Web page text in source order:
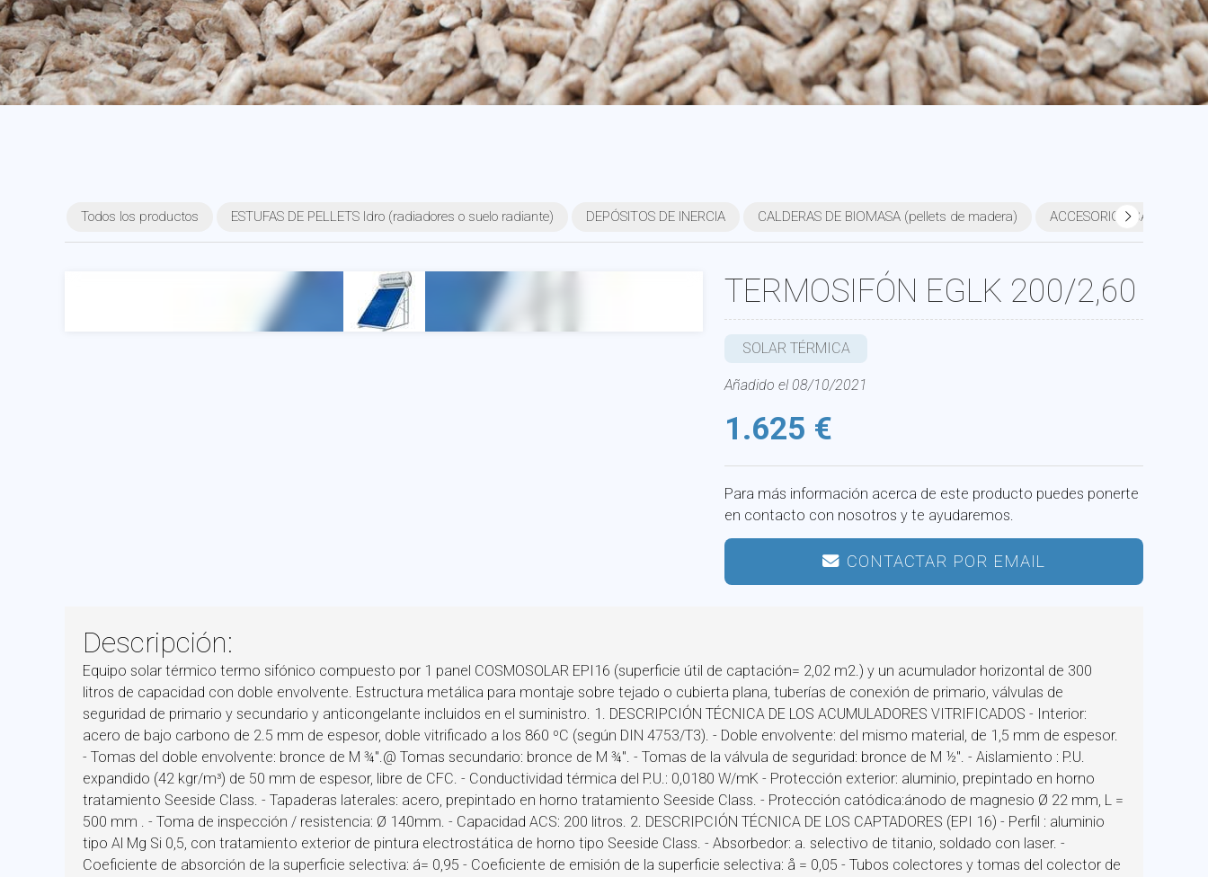
Todos los productos ESTUFAS DE PELLETS Idro (radiadores o suelo radiante) DEPÓSITOS DE INERCIA CALDERAS DE BIOMASA (pellets de madera) ACCESORIOS CALDERAS
TERMOSIFÓN EGLK 200/2,60
SOLAR TÉRMICA
Añadido el 08/10/2021
1.625 €
Para más información acerca de este producto puedes ponerte
en contacto con nosotros y te ayudaremos.
CONTACTAR POR EMAIL
Descripción:
Equipo solar térmico termo sifónico compuesto por 1 panel COSMOSOLAR EPI16 (superficie útil de captación= 2,02 m2.) y un acumulador horizontal de 300
litros de capacidad con doble envolvente. Estructura metálica para montaje sobre tejado o cubierta plana, tuberías de conexión de primario, válvulas de
seguridad de primario y secundario y anticongelante incluidos en el suministro. 1. DESCRIPCIÓN TÉCNICA DE LOS ACUMULADORES VITRIFICADOS - Interior:
acero de bajo carbono de 2.5 mm de espesor, doble vitrificado a los 860 ºC (según DIN 4753/T3). - Doble envolvente: del mismo material, de 1,5 mm de espesor.
- Tomas del doble envolvente: bronce de M ¾''.@ Tomas secundario: bronce de M ¾''. - Tomas de la válvula de seguridad: bronce de M ½''. - Aislamiento : P.U.
expandido (42 kgr/m³) de 50 mm de espesor, libre de CFC. - Conductividad térmica del P.U.: 0,0180 W/mK - Protección exterior: aluminio, prepintado en horno
tratamiento Seeside Class. - Tapaderas laterales: acero, prepintado en horno tratamiento Seeside Class. - Protección catódica:ánodo de magnesio Ø 22 mm, L =
500 mm . - Toma de inspección / resistencia: Ø 140mm. - Capacidad ACS: 200 litros. 2. DESCRIPCIÓN TÉCNICA DE LOS CAPTADORES (EPI 16) - Perfil : aluminio
tipo Al Mg Si 0,5, con tratamiento exterior de pintura electrostática de horno tipo Seeside Class. - Absorbedor: a. selectivo de titanio, soldado con laser. -
Coeficiente de absorción de la superficie selectiva: á= 0,95 - Coeficiente de emisión de la superficie selectiva: å = 0,05 - Tubos colectores y tomas del colector de